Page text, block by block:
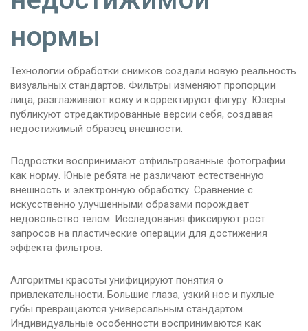
нормы
Технологии обработки снимков создали новую реальность
визуальных стандартов. Фильтры изменяют пропорции
лица, разглаживают кожу и корректируют фигуру. Юзеры
публикуют отредактированные версии себя, создавая
недостижимый образец внешности.
Подростки воспринимают отфильтрованные фотографии
как норму. Юные ребята не различают естественную
внешность и электронную обработку. Сравнение с
искусственно улучшенными образами порождает
недовольство телом. Исследования фиксируют рост
запросов на пластические операции для достижения
эффекта фильтров.
Алгоритмы красоты унифицируют понятия о
привлекательности. Большие глаза, узкий нос и пухлые
губы превращаются универсальным стандартом.
Индивидуальные особенности воспринимаются как